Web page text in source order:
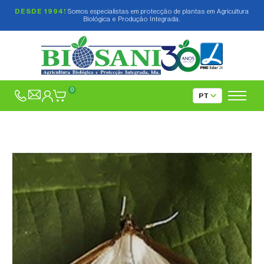
DESDE 1994! Somos especialistas em protecção de plantas em Agricultura
Biológica e Produção Integrada.
0